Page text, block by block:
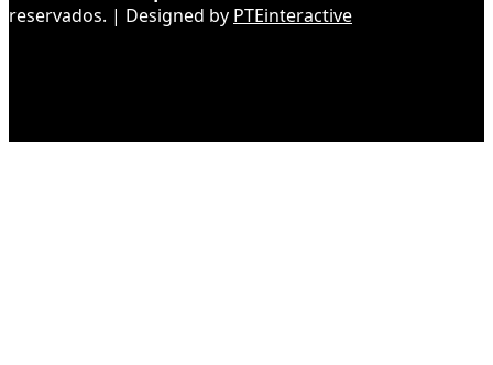
reservados. | Designed by PTEinteractive